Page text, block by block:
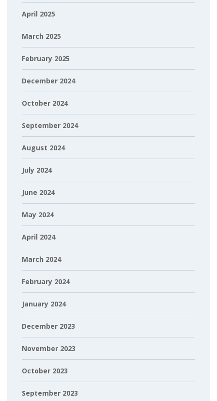
April 2025
March 2025
February 2025
December 2024
October 2024
September 2024
August 2024
July 2024
June 2024
May 2024
April 2024
March 2024
February 2024
January 2024
December 2023
November 2023
October 2023
September 2023